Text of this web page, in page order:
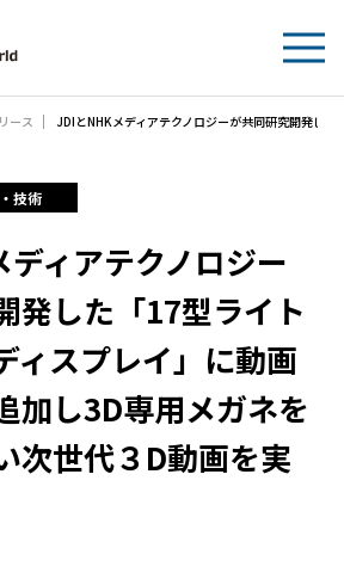
ース JDIとNHKメディアテクノロジーが共同研究開発し
技術
ィアテクノロジー
発した「17型ライト
ィスプレイ」に動画
加し3D専用メガネを
次世代３D動画を実